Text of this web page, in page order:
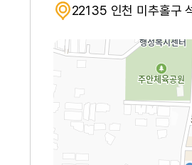
22135 인천 미추홀구